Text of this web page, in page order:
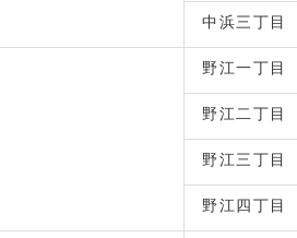
中浜三丁目
野江一丁目
野江二丁目
野江三丁目
野江四丁目